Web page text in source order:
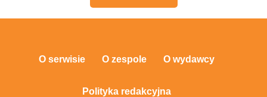
O serwisie O zespole O wydawcy
Polityka redakcyjna